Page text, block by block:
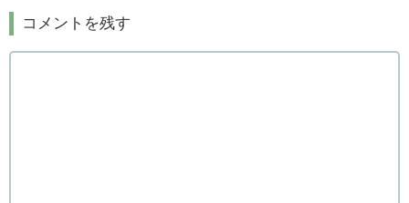
コメントを残す